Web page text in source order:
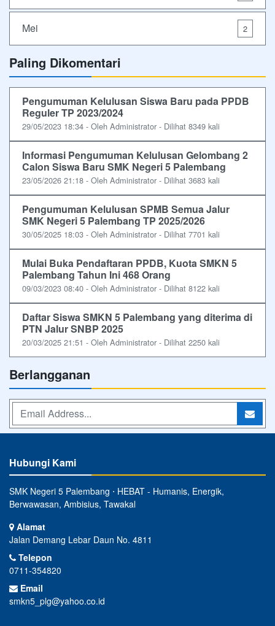
Mei 2
Paling Dikomentari
Pengumuman Kelulusan Siswa Baru pada PPDB
Reguler TP 2023/2024
29/05/2023 18:34 - Oleh Administrator - Dilihat 8349 kali
Informasi Pengumuman Kelulusan Gelombang 2
Calon Siswa Baru SMK Negeri 5 Palembang
23/05/2026 21:18 - Oleh Administrator - Dilihat 3683 kali
Pengumuman Kelulusan SPMB Semua Jalur
SMK Negeri 5 Palembang TP 2025/2026
30/05/2025 18:03 - Oleh Administrator - Dilihat 7701 kali
Mulai Buka Pendaftaran PPDB, Kuota SMKN 5
Palembang Tahun Ini 468 Orang
09/03/2023 08:40 - Oleh Administrator - Dilihat 8122 kali
Daftar Siswa SMKN 5 Palembang yang diterima di
PTN Jalur SNBP 2025
20/03/2025 21:51 - Oleh Administrator - Dilihat 2250 kali
Berlangganan
Hubungi Kami
SMK Negeri 5 Palembang ⋅ HEBAT - Humanis, Energik,
Berwawasan, Ambisius, Tawakal
Alamat
Jalan Demang Lebar Daun No. 4811
Telepon
0711-354820
Email
smkn5_plg@yahoo.co.id